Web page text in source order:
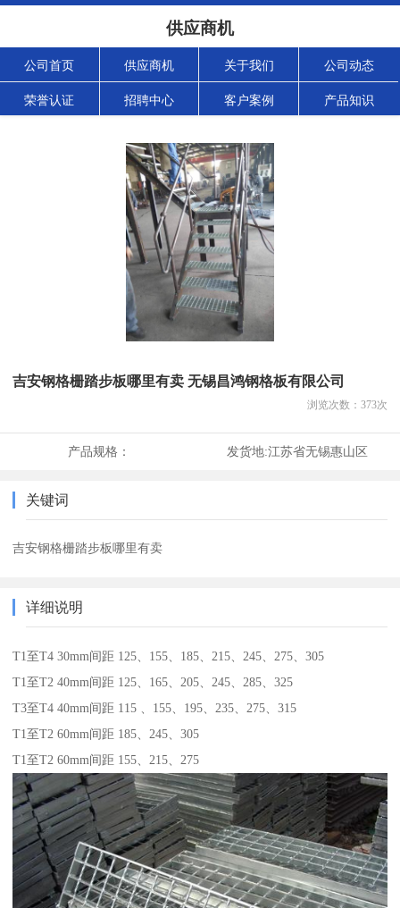
供应商机
公司首页 供应商机 关于我们 公司动态
荣誉认证 招聘中心 客户案例 产品知识
吉安钢格栅踏步板哪里有卖 无锡昌鸿钢格板有限公司
浏览次数： 373次
产品规格： 发货地:江苏省无锡惠山区
关键词
吉安钢格栅踏步板哪里有卖
详细说明
T1至T4 30mm间距 125、155、185、215、245、275、305
T1至T2 40mm间距 125、165、205、245、285、325
T3至T4 40mm间距 115 、155、195、235、275、315
T1至T2 60mm间距 185、245、305
T1至T2 60mm间距 155、215、275